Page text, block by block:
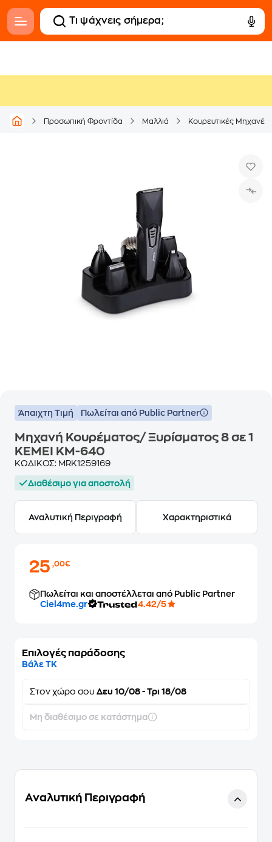
Προσωπική Φροντίδα Μαλλιά Κουρευτικές Μηχανές
Άπαιχτη Τιμή Πωλείται από Public Partner
Μηχανή Κουρέματος/ Ξυρίσματος 8 σε 1
KEMEI KM-640
ΚΩΔΙΚΟΣ: MRK1259169
Διαθέσιμο για αποστολή
Αναλυτική Περιγραφή Χαρακτηριστικά
25,00€
Πωλείται και αποστέλλεται από Public Partner
Ciel4me.gr
4.42/5
Επιλογές παράδοσης
Βάλε ΤΚ
Στον χώρο σου Δευ 10/08 - Τρι 18/08
Μη διαθέσιμο σε κατάστημα
Αναλυτική Περιγραφή